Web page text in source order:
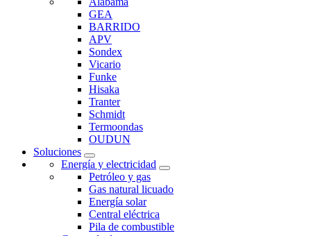
GEA
BARRIDO
APV
Sondex
Vicario
Funke
Hisaka
Tranter
Schmidt
Termoondas
OUDUN
Soluciones
Energía y electricidad
Petróleo y gas
Gas natural licuado
Energía solar
Central eléctrica
Pila de combustible